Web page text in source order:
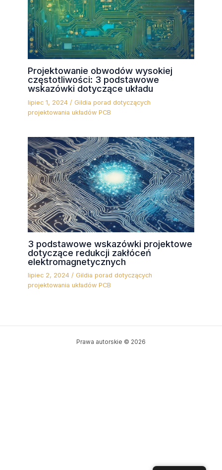
Projektowanie obwodów wysokiej
częstotliwości: 3 podstawowe
wskazówki dotyczące układu
lipiec 1, 2024 /Gildia porad dotyczących
projektowania układów PCB
3 podstawowe wskazówki projektowe
dotyczące redukcji zakłóceń
elektromagnetycznych
lipiec 2, 2024/Gildia porad dotyczących
projektowania układów PCB
Prawa autorskie © 2026